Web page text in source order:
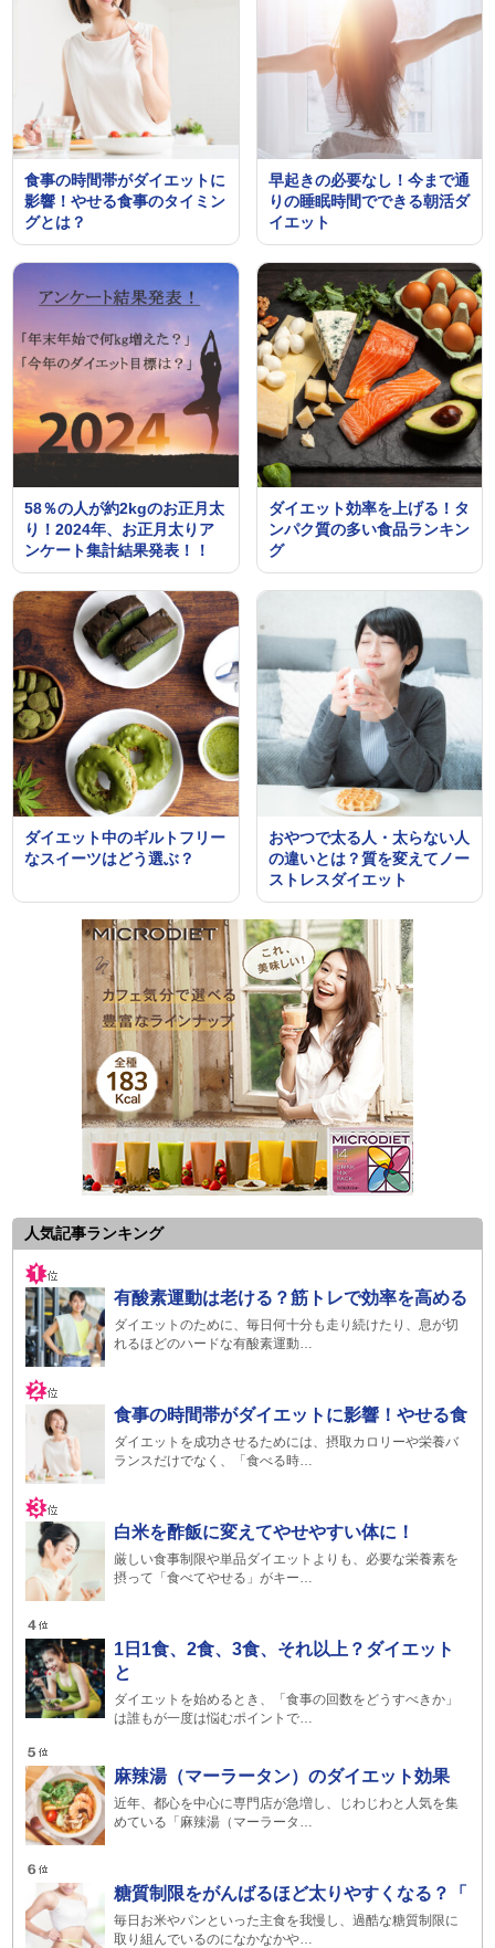
食事の時間帯がダイエットに
影響！やせる食事のタイミン
グとは？
早起きの必要なし！今まで通
りの睡眠時間でできる朝活ダ
イエット
58％の人が約2kgのお正月太
り！2024年、お正月太りア
ンケート集計結果発表！！
ダイエット効率を上げる！タ
ンパク質の多い食品ランキン
グ
ダイエット中のギルトフリー
なスイーツはどう選ぶ？
おやつで太る人・太らない人
の違いとは？質を変えてノー
ストレスダイエット
人気記事ランキング
有酸素運動は老ける？筋トレで効率を高める
ダイエットのために、毎日何十分も走り続けたり、息が切
れるほどのハードな有酸素運動…
食事の時間帯がダイエットに影響！やせる食
ダイエットを成功させるためには、摂取カロリーや栄養バ
ランスだけでなく、「食べる時…
白米を酢飯に変えてやせやすい体に！
厳しい食事制限や単品ダイエットよりも、必要な栄養素を
摂って「食べてやせる」がキー…
1日1食、2食、3食、それ以上？ダイエット
と
ダイエットを始めるとき、「食事の回数をどうすべきか」
は誰もが一度は悩むポイントで…
麻辣湯（マーラータン）のダイエット効果
近年、都心を中心に専門店が急増し、じわじわと人気を集
めている「麻辣湯（マーラータ…
糖質制限をがんばるほど太りやすくなる？「
毎日お米やパンといった主食を我慢し、過酷な糖質制限に
取り組んでいるのになかなかや…